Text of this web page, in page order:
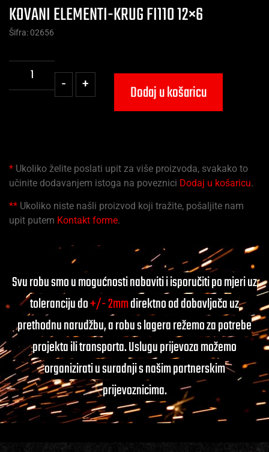
KOVANI ELEMENTI-KRUG FI110 12×6
Šifra: 02656
- + Dodaj u košaricu
* Ukoliko želite poslati upit za više proizvoda, svakako to
učinite dodavanjem istoga na poveznici Dodaj u košaricu.
** Ukoliko niste našli proizvod koji tražite, pošaljite nam
upit putem Kontakt forme.
Svu robu smo u mogućnosti nabaviti i isporučiti po mjeri uz
toleranciju do+/- 2mmdirektno od dobavljača uz
prethodnu narudžbu, a robu s lagera režemo za potrebe
projekta ili transporta. Uslugu prijevoza možemo
organizirati u suradnji s našim partnerskim
prijevoznicima.